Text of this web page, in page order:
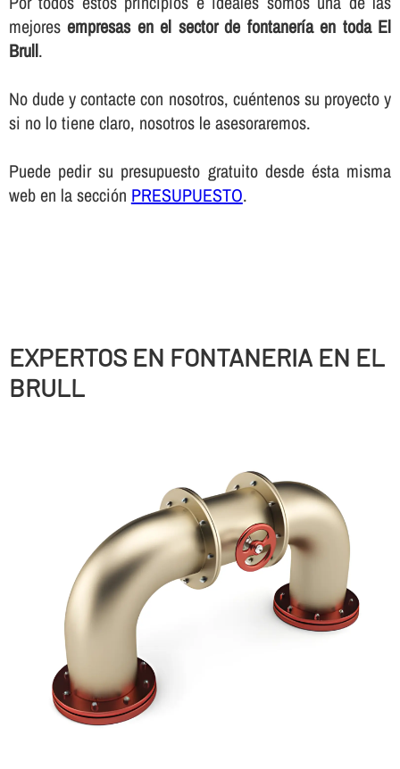
mejoresempresas en el sector de fontanerí­a en toda El
Brull.
No dude y contacte con nosotros, cuéntenos su proyecto y
si no lo tiene claro, nosotros le asesoraremos.
Puede pedir su presupuesto gratuito desde ésta misma
web en la sección PRESUPUESTO.
EXPERTOS EN FONTANERIA EN EL
BRULL